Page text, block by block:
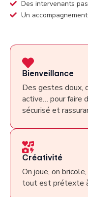
Des intervenants
Un
Bienveillance
Des gestes doux,
active… pour faire
sécurisé et
Créativité
On joue, on
tout est prétexte